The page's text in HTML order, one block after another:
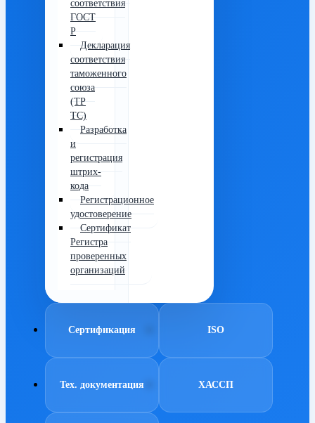
соответствия
ГОСТ
Р
Декларация
соответствия
таможенного
союза
(ТР
ТС)
Разработка
и
регистрация
штрих-
кода
Регистрационное
удостоверение
Сертификат
Регистра
проверенных
организаций
Сертификация ISO
Тех. документация ХАССП